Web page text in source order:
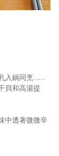
入鍋同烹……
貝和高湯提
中透著微微辛